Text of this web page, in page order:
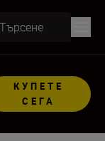
Търсене
КУПЕТЕ
СЕГА